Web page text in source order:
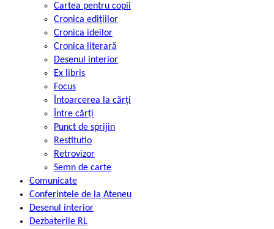
Cartea pentru copii
Cronica edițiilor
Cronica ideilor
Cronica literară
Desenul interior
Ex libris
Focus
Întoarcerea la cărți
Între cărți
Punct de sprijin
Restitutio
Retrovizor
Semn de carte
Comunicate
Conferintele de la Ateneu
Desenul interior
Dezbaterile RL